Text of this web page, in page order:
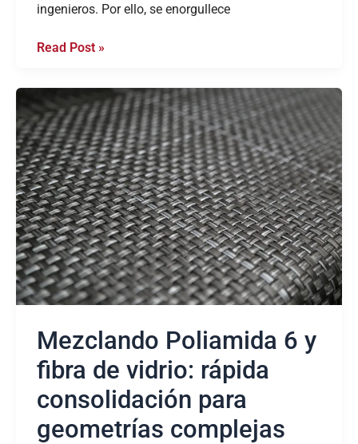
ingenieros. Por ello, se enorgullece
Read Post »
Mezclando Poliamida 6 y
fibra de vidrio: rápida
consolidación para
geometrías complejas
Mezclando
Poliamida
6
y
fibra
de
vidrio:
rápida
consolidación
para
geometrías
complejas